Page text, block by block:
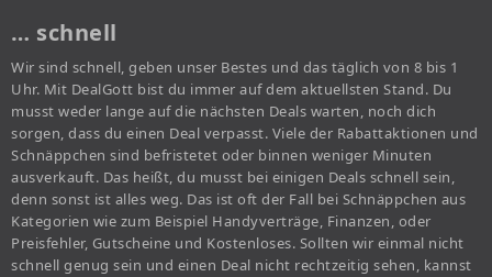
… schnell
Wir sind schnell, geben unser Bestes und das täglich von 8 bis 1
Uhr. Mit DealGott bist du immer auf dem aktuellsten Stand. Du
musst weder lange auf die nächsten Deals warten, noch dich
sorgen, dass du einen Deal verpasst. Viele der Rabattaktionen und
Schnäppchen sind befristetet oder binnen weniger Minuten
ausverkauft. Das heißt, du musst bei einigen Deals schnell sein,
denn sonst ist alles weg. Das ist oft der Fall bei Schnäppchen aus
Kategorien wie zum Beispiel Handyverträge, Finanzen, oder
Preisfehler, Gutscheine und Kostenloses. Sollten wir einmal nicht
schnell genug sein und einen Deal nicht rechtzeitig sehen, kannst